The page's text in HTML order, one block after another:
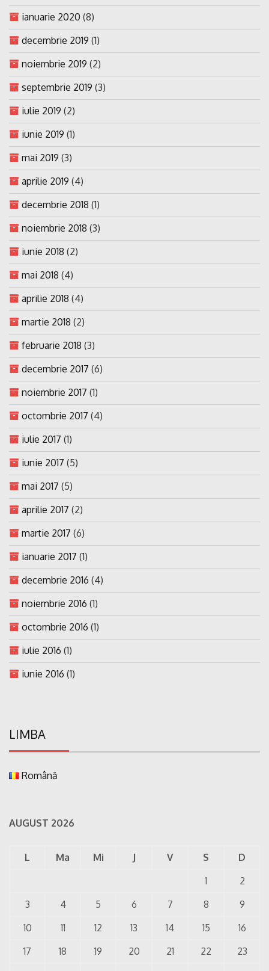
ianuarie 2020 (8)
decembrie 2019 (1)
noiembrie 2019 (2)
septembrie 2019 (3)
iulie 2019 (2)
iunie 2019 (1)
mai 2019 (3)
aprilie 2019 (4)
decembrie 2018 (1)
noiembrie 2018 (3)
iunie 2018 (2)
mai 2018 (4)
aprilie 2018 (4)
martie 2018 (2)
februarie 2018 (3)
decembrie 2017 (6)
noiembrie 2017 (1)
octombrie 2017 (4)
iulie 2017 (1)
iunie 2017 (5)
mai 2017 (5)
aprilie 2017 (2)
martie 2017 (6)
ianuarie 2017 (1)
decembrie 2016 (4)
noiembrie 2016 (1)
octombrie 2016 (1)
iulie 2016 (1)
iunie 2016 (1)
LIMBA
Română
AUGUST 2026
L Ma Mi J V S
D
1
2
3
4 5 6 7 8
9
10
11 12 13 14 15
16
17
18 19 20 21 22
23